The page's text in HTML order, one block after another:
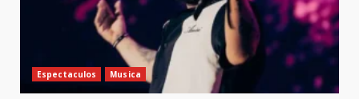
Espectaculos Musica